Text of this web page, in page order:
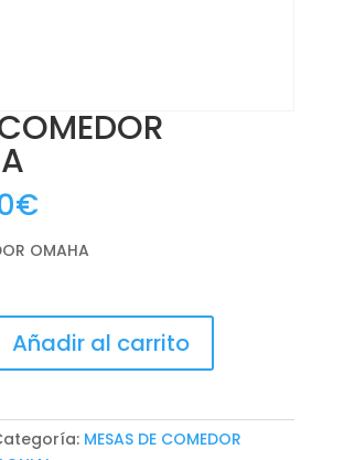
€
OMAHA
Añadir al carrito
MESAS DE COMEDOR